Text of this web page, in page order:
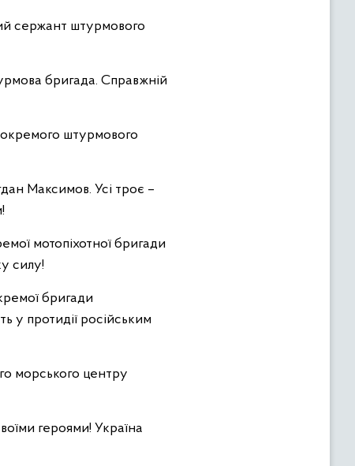
сержант штурмового
бригада. Справжній
штурмового
Максимов. Усі троє –
мотопіхотної бригади
силу!
бригади
у протидії російським
морського центру
героями! Україна